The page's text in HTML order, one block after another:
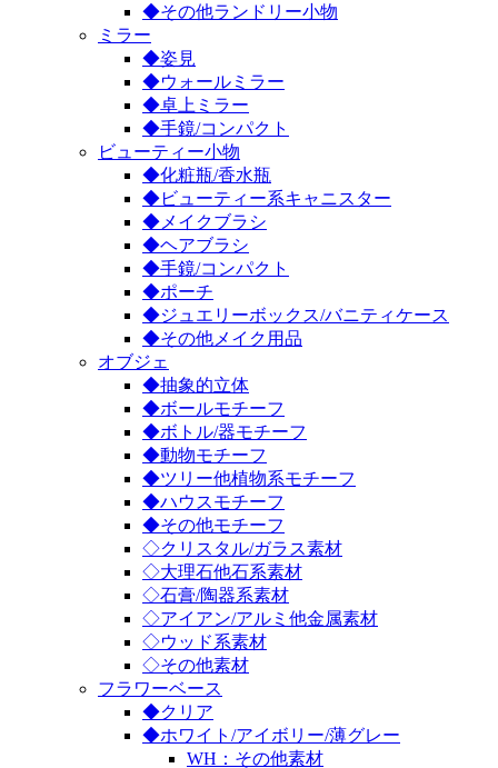
◆その他ランドリー小物
ミラー
◆姿見
◆ウォールミラー
◆卓上ミラー
◆手鏡/コンパクト
ビューティー小物
◆化粧瓶/香水瓶
◆ビューティー系キャニスター
◆メイクブラシ
◆ヘアブラシ
◆手鏡/コンパクト
◆ポーチ
◆ジュエリーボックス/バニティケース
◆その他メイク用品
オブジェ
◆抽象的立体
◆ボールモチーフ
◆ボトル/器モチーフ
◆動物モチーフ
◆ツリー他植物系モチーフ
◆ハウスモチーフ
◆その他モチーフ
◇クリスタル/ガラス素材
◇大理石他石系素材
◇石膏/陶器系素材
◇アイアン/アルミ他金属素材
◇ウッド系素材
◇その他素材
フラワーベース
◆クリア
◆ホワイト/アイボリー/薄グレー
WH：その他素材